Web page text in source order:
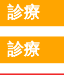
診療
診療